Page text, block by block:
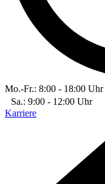
Mo.-Fr.: 8:00 - 18:00 Uhr
Sa.: 9:00 - 12:00 Uhr
Karriere